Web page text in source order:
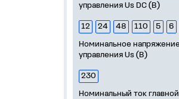
управления Us DC (В)
12 24 48 110 5 6
Номинальное
управления Us (В)
230
Номинальный ток